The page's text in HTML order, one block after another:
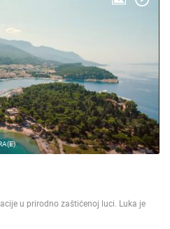
u prirodno zaštićenoj luci. Luka je